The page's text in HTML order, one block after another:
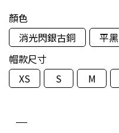
顏色
消光閃銀古銅
平黑
帽款尺寸
XS
S M